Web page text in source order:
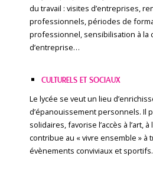
du travail : visites d’entreprises,
professionnels, périodes de
professionnel, sensibilisation à la
d’entreprise…
CULTURELS ET SOCIAUX
Le lycée se veut un lieu
d’épanouissement personnels. Il
solidaires, favorise l’accès à l’art, à
contribue au « vivre ensemble » à
évènements conviviaux et sportifs.